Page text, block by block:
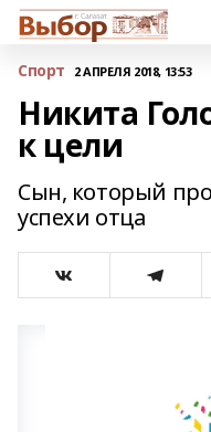
Спорт 2 АПРЕЛЯ 2018, 13:53
Никита
к цели
Сын, который
успехи отца